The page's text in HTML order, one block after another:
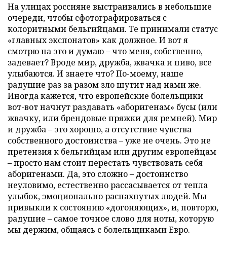
На улицах россияне выстраивались в небольшие
очереди, чтобы сфотографироваться с
колоритными бельгийцами. Те принимали статус
«главных экспонатов» как должное. И вот я
смотрю на это и думаю – что меня, собственно,
задевает? Вроде мир, дружба, жвачка и пиво, все
улыбаются. И знаете что? По-моему, наше
радушие раз за разом зло шутит над нами же.
Иногда кажется, что европейские болельщики
вот-вот начнут раздавать «аборигенам» бусы (или
жвачку, или брендовые пряжки для ремней). Мир
и дружба – это хорошо, а отсутствие чувства
собственного достоинства – уже не очень. Это не
претензия к бельгийцам или другим европейцам
– просто нам стоит перестать чувствовать себя
аборигенами. Да, это сложно – достоинство
неуловимо, естественно рассасывается от тепла
улыбок, эмоционально распахнутых людей. Мы
привыкли к состоянию «догоняющих», и, повторю,
радушие – самое точное слово для ноты, которую
мы держим, общаясь с болельщиками Евро.